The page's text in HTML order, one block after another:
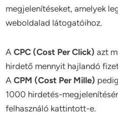
megjelenítéseket, amelyek
weboldalad látogatóihoz.
ACPC (Cost Per Click) azt
hirdető mennyit hajlandó
ACPM (Cost Per Mille)
1000 hirdetés-
felhasználó kattintott-e.